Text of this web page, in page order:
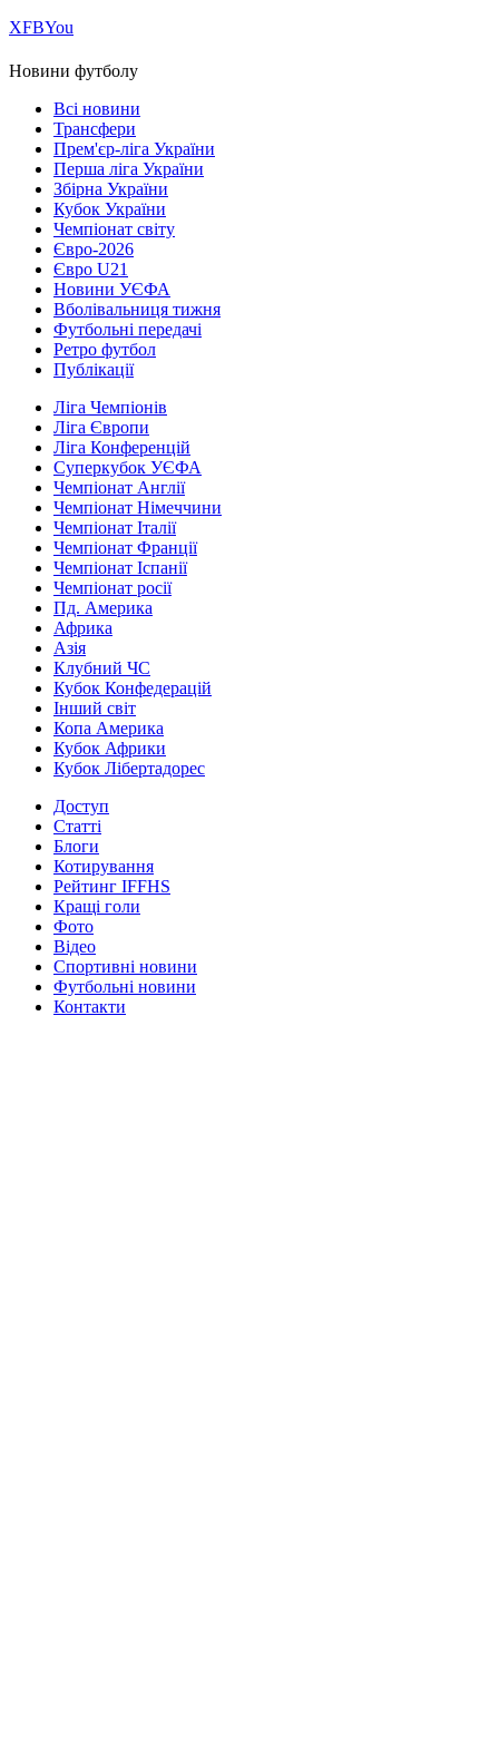
ХFBYou
Новини футболу
Всі новини
Трансфери
Прем'єр-ліга України
Перша ліга України
Збірна України
Кубок України
Чемпіонат світу
Євро-2026
Євро U21
Новини УЄФА
Вболівальниця тижня
Футбольні передачі
Ретро футбол
Публікації
Ліга Чемпіонів
Ліга Європи
Ліга Конференцій
Суперкубок УЄФА
Чемпіонат Англії
Чемпіонат Німеччини
Чемпіонат Італії
Чемпіонат Франції
Чемпіонат Іспанії
Чемпіонат росії
Пд. Америка
Африка
Азія
Клубний ЧС
Кубок Конфедерацій
Інший світ
Копа Америка
Кубок Африки
Кубок Лібертадорес
Доступ
Статті
Блоги
Котирування
Рейтинг IFFHS
Кращі голи
Фото
Відео
Спортивні новини
Футбольні новини
Контакти